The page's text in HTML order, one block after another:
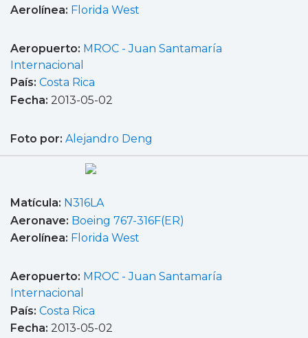
Aerolínea: Florida West
Aeropuerto: MROC - Juan Santamaría
Internacional
País: Costa Rica
Fecha: 2013-05-02
Foto por: Alejandro Deng
Matícula: N316LA
Aeronave: Boeing 767-316F(ER)
Aerolínea: Florida West
Aeropuerto: MROC - Juan Santamaría
Internacional
País: Costa Rica
Fecha: 2013-05-02